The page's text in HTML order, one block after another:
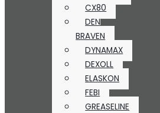
CX80
DEN
BRAVEN
DYNAMAX
DEXOLL
ELASKON
FEBI
GREASELINE